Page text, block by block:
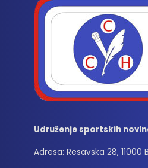
Udruženje sportskih
Adresa: Resavska 28, 11000